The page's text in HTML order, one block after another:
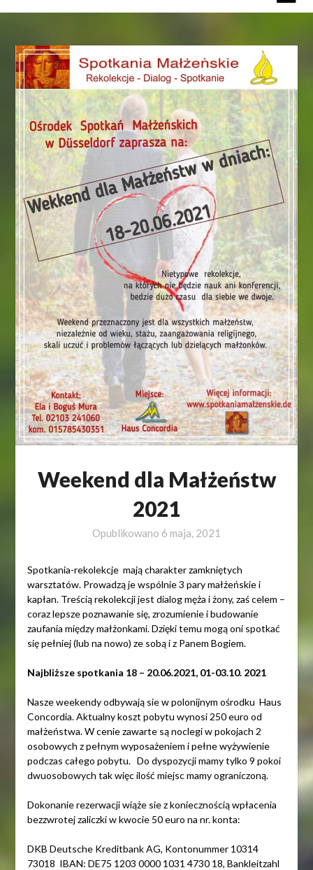
Weekend dla Małżeństw
2021
Opublikowano 6 maja, 2021
Spotkania-rekolekcje mają charakter zamkniętych
warsztatów. Prowadzą je wspólnie 3 pary małżeńskie i
kapłan. Treścią rekolekcji jest dialog męża i żony, zaś celem –
coraz lepsze poznawanie się, zrozumienie i budowanie
zaufania między małżonkami. Dzięki temu mogą oni spotkać
się pełniej (lub na nowo) ze sobą i z Panem Bogiem.
Najbliższe spotkania 18 – 20.06.2021, 01-03.10. 2021
Nasze weekendy odbywają sie w polonijnym ośrodku Haus
Concordia. Aktualny koszt pobytu wynosi 250 euro od
małżeństwa. W cenie zawarte są noclegi w pokojach 2
osobowych z pełnym wyposażeniem i pełne wyżywienie
podczas całego pobytu. Do dyspozycji mamy tylko 9 pokoi
dwuosobowych tak więc ilość miejsc mamy ograniczoną.
Dokonanie rezerwacji wiąże sie z koniecznością wpłacenia
bezzwrotej zaliczki w kwocie 50 euro na nr. konta:
DKB Deutsche Kreditbank AG, Kontonummer 10314
73018 IBAN: DE75 1203 0000 1031 4730 18, Bankleitzahl